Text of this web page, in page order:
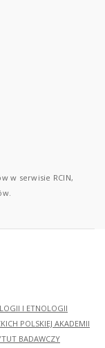
w serwisie RCIN,
I ETNOLOGII
POLSKIEJ AKADEMII
BADAWCZY